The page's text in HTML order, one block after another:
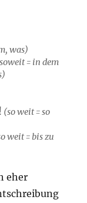
was)
= in dem
(so weit = so
weit = bis zu
eher